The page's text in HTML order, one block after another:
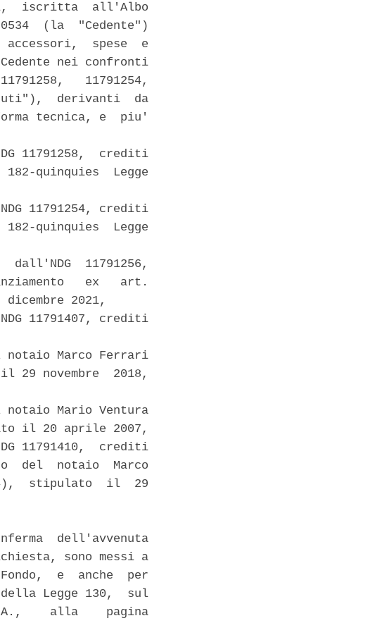
iscritta  all'Albo
(la  "Cedente")
spese  e
nei confronti
11791254,
derivanti  da
tecnica, e  piu'
11791258,  crediti
quinquies  Legge
11791254, crediti
quinquies  Legge
dall'NDG  11791256,
ex   art.
2021,
11791407, crediti
notaio Marco Ferrari
novembre  2018,
notaio Mario Ventura
il 20 aprile 2007,
11791410,  crediti
del  notaio  Marco
stipulato  il  29
dell'avvenuta
sono messi a
e  anche  per
Legge 130,  sul
alla    pagina